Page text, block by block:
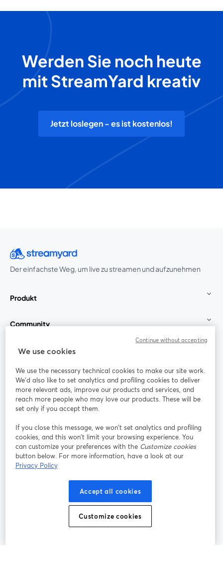
Werden Sie noch heute
mit StreamYard kreativ
Jetzt loslegen - es ist kostenlos!
Der einfachste Weg, um live zu streamen und aufzunehmen
Produkt
Community
StreamYard für
Mitmachen
Webinar Facebook
wird in einem neuen Tab geöffnet
X (Twitter)
wird in einem neuen Tab geöffnet
Nutzungsbedingungen
wird in einem neuen Tab geöffnet
Datenschutzrichtlinie
wird in einem neuen Tab geöffnet
Cookie-Richtlinie
Cookie-Einstellungen Hilfe-Center
We use cookies
We use the necessary technical cookies to make our site work.
We'd also like to set analytics and profiling cookies to deliver
more relevant ads, improve our products and services, and
reach more people who may love our products. These will be
set only if you accept them.
If you close this message, we won’t set analytics and profiling
cookies, and this won’t limit your browsing experience. You
can customize your preferences with the Customize cookies
button below. For more information, have a look at our
Privacy Policy
Accept all cookies
Customize cookies
Continue without accepting